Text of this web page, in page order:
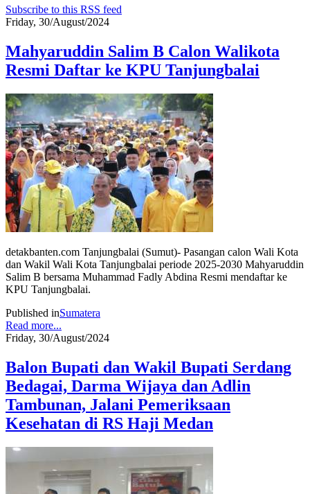
Subscribe to this RSS feed
Friday, 30/August/2024
Mahyaruddin Salim B Calon Walikota
Resmi Daftar ke KPU Tanjungbalai
detakbanten.com Tanjungbalai (Sumut)- Pasangan calon Wali Kota
dan Wakil Wali Kota Tanjungbalai periode 2025-2030 Mahyaruddin
Salim B bersama Muhammad Fadly Abdina Resmi mendaftar ke
KPU Tanjungbalai.
Published inSumatera
Read more...
Friday, 30/August/2024
Balon Bupati dan Wakil Bupati Serdang
Bedagai, Darma Wijaya dan Adlin
Tambunan, Jalani Pemeriksaan
Kesehatan di RS Haji Medan